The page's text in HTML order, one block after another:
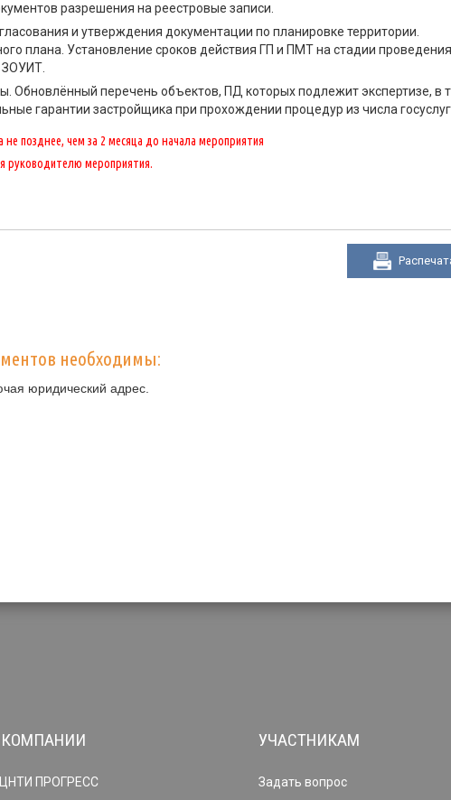
разрешения на реестровые записи.
и утверждения документации по планировке территории.
плана. Установление сроков действия ГП и ПМТ на стадии проведения
Обновлённый перечень объектов, ПД которых подлежит экспертизе, в
гарантии застройщика при прохождении процедур из числа госуслуг.
позднее, чем за 2 месяца до начала мероприятия
руководителю мероприятия.
необходимы:
юридический адрес.
ПРОГРЕСС
УЧАСТНИКАМ
Задать вопрос